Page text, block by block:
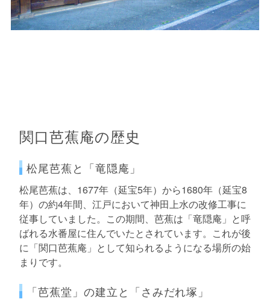
関口芭蕉庵の歴史
松尾芭蕉と「竜隠庵」
松尾芭蕉は、1677年（延宝5年）から1680年（延宝8
年）の約4年間、江戸において神田上水の改修工事に
従事していました。この期間、芭蕉は「竜隠庵」と呼
ばれる水番屋に住んでいたとされています。これが後
に「関口芭蕉庵」として知られるようになる場所の始
まりです。
「芭蕉堂」の建立と「さみだれ塚」